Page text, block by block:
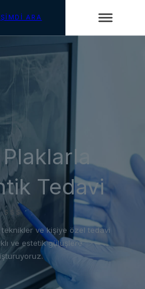
ŞİMDİ ARA
Tedavi
SSS
teknikler ve kişiye özel tedavi
ve estetik gülüşlere